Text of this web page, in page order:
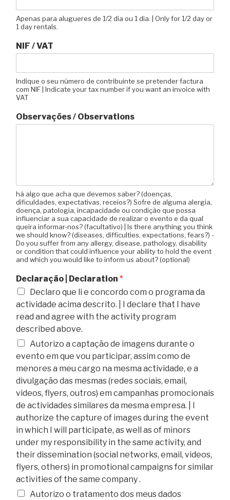
Apenas para alugueres de 1/2 dia ou 1 dia. | Only for 1/2 day or
1 day rentals.
NIF / VAT
Indique o seu número de contribuinte se pretender factura
com NIF | Indicate your tax number if you want an invoice with
VAT
Observações / Observations
há algo que acha que devemos saber? (doenças,
dificuldades, expectativas, receios?) Sofre de alguma alergia,
doença, patologia, incapacidade ou condição que possa
influenciar a sua capacidade de realizar o evento e da qual
queira informar-nos? (facultativo) | Is there anything you think
we should know? (diseases, difficulties, expectations, fears?) -
Do you suffer from any allergy, disease, pathology, disability
or condition that could influence your ability to hold the event
and which you would like to inform us about? (optional)
Declaração | Declaration *
Declaro que li e concordo com o programa da
actividade acima descrito. | I declare that I have
read and agree with the activity program
described above.
Autorizo a captação de imagens durante o
evento em que vou participar, assim como de
menores a meu cargo na mesma actividade, e a
divulgação das mesmas (redes sociais, email,
videos, flyers, outros) em campanhas promocionais
de actividades similares da mesma empresa. | I
authorize the capture of images during the event
in which I will participate, as well as of minors
under my responsibility in the same activity, and
their dissemination (social networks, email, videos,
flyers, others) in promotional campaigns for similar
activities of the same company .
Autorizo o tratamento dos meus dados